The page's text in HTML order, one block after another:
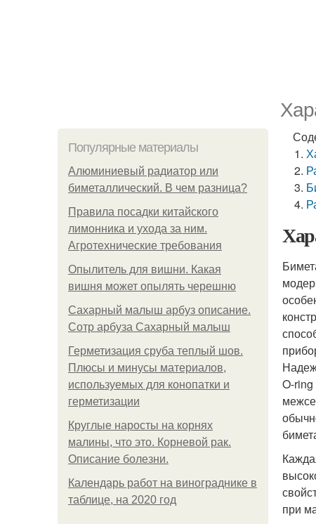
Популярные материалы
Алюминиевый радиатор или
биметаллический. В чем разница?
Правила посадки китайского
лимонника и ухода за ним.
Агротехнические требования
Опылитель для вишни. Какая
вишня может опылять черешню
Сахарный малыш арбуз описание.
Сотр арбуза Сахарный малыш
Герметизация сруба теплый шов.
Плюсы и минусы материалов,
используемых для конопатки и
герметизации
Круглые наросты на корнях
малины, что это. Корневой рак.
Описание болезни.
Календарь работ на винограднике в
таблице, на 2020 год
O-ring
при